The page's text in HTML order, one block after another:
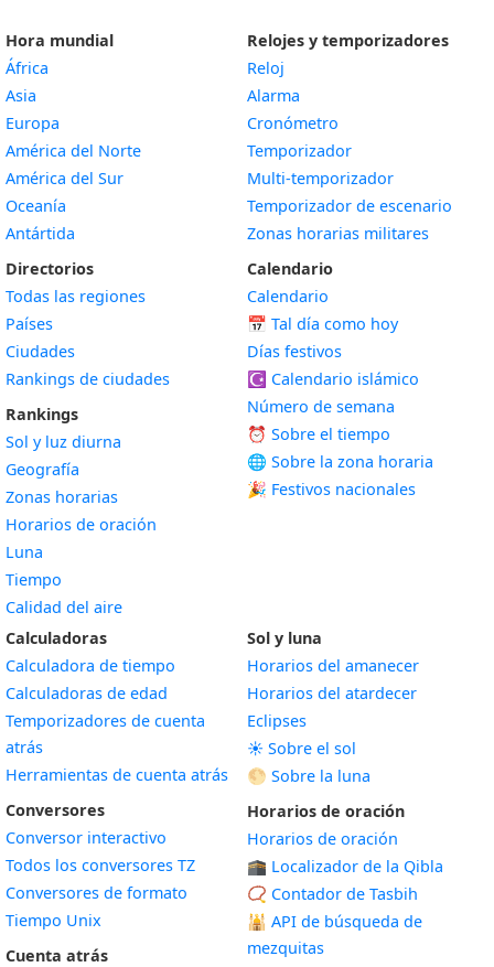
Hora mundial
África
Asia
Europa
América del Norte
América del Sur
Oceanía
Antártida
Directorios
Todas las regiones
Países
Ciudades
Rankings de ciudades
Rankings
Sol y luz diurna
Geografía
Zonas horarias
Horarios de oración
Luna
Tiempo
Calidad del aire
Relojes y temporizadores
Reloj
Alarma
Cronómetro
Temporizador
Multi-temporizador
Temporizador de escenario
Zonas horarias militares
Calendario
Calendario
📅 Tal día como hoy
Días festivos
☪️ Calendario islámico
Número de semana
⏰ Sobre el tiempo
🌐 Sobre la zona horaria
🎉 Festivos nacionales
Calculadoras
Calculadora de tiempo
Calculadoras de edad
Temporizadores de cuenta
atrás
Herramientas de cuenta atrás
Conversores
Conversor interactivo
Todos los conversores TZ
Conversores de formato
Tiempo Unix
Cuenta atrás
Sol y luna
Horarios del amanecer
Horarios del atardecer
Eclipses
☀️ Sobre el sol
🌕 Sobre la luna
Horarios de oración
Horarios de oración
🕋 Localizador de la Qibla
📿 Contador de Tasbih
🕌 API de búsqueda de
mezquitas